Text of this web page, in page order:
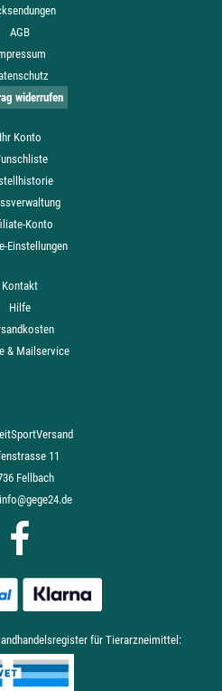
AGB
widerrufen
Ihr Konto
Konto
Einstellungen
Kontakt
Hilfe
& Mailservice
11
Fellbach
info@gege24.de
für Tierarzneimittel: